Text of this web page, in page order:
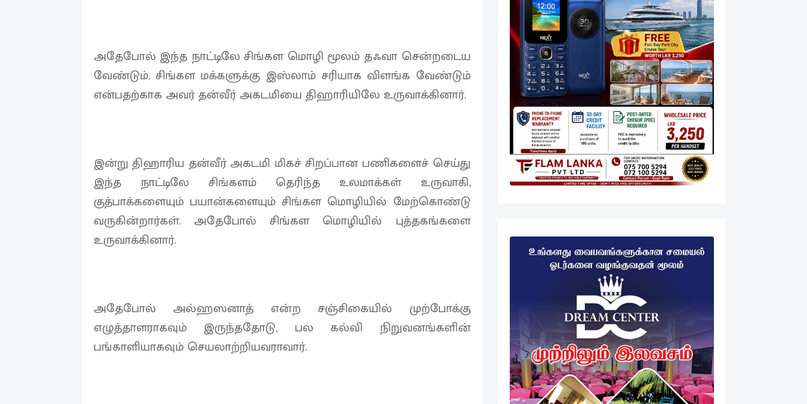
அதேபோல் இந்த நாட்டிலே சிங்கள மொழி மூலம் தஃவா சென்றடைய
வேண்டும். சிங்கள மக்களுக்கு இஸ்லாம் சரியாக விளங்க வேண்டும்
என்பதற்காக அவர் தன்வீர் அகடமியை திஹாரியிலே உருவாக்கினார்.
இன்று திஹாரிய தன்வீர் அகடமி மிகச் சிறப்பான பணிகளைச் செய்து
இந்த நாட்டிலே சிங்களம் தெரிந்த உலமாக்கள் உருவாகி,
குத்பாக்களையும் பயான்களையும் சிங்கள மொழியில் மேற்கொண்டு
வருகின்றார்கள். அதேபோல் சிங்கள மொழியில் புத்தகங்களை
உருவாக்கினார்.
அதேபோல் அல்ஹஸனாத் என்ற சஞ்சிகையில் முற்போக்கு
எழுத்தாளராகவும் இருந்ததோடு, பல கல்வி நிறுவனங்களின்
பங்காளியாகவும் செயலாற்றியவராவார்.